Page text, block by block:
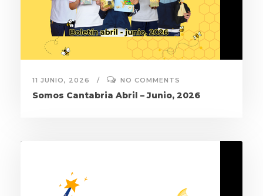
11 JUNIO, 2026 NO COMMENTS
Somos Cantabria Abril – Junio, 2026